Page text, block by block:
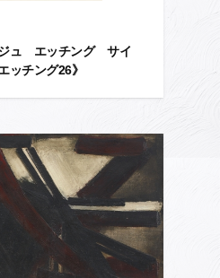
ジュ エッチング サイ
ッチング26》